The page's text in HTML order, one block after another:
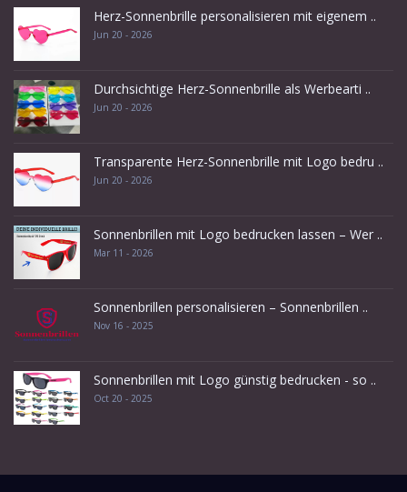
Herz-Sonnenbrille personalisieren mit eigenem ..
Jun 20 - 2026
Durchsichtige Herz-Sonnenbrille als Werbearti ..
Jun 20 - 2026
Transparente Herz-Sonnenbrille mit Logo bedru ..
Jun 20 - 2026
Sonnenbrillen mit Logo bedrucken lassen – Wer ..
Mar 11 - 2026
Sonnenbrillen personalisieren – Sonnenbrillen ..
Nov 16 - 2025
Sonnenbrillen mit Logo günstig bedrucken - so ..
Oct 20 - 2025